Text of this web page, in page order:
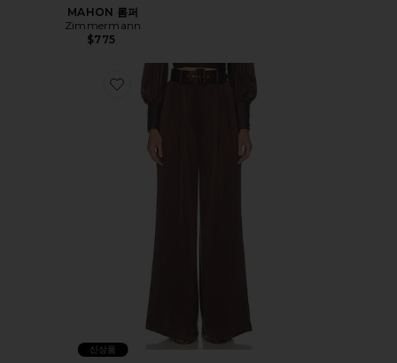
MAHON 롬퍼
Zimmermann
$775
Favorite 실크 턱 바지
신상품